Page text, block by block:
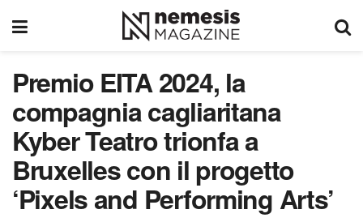
Premio EITA 2024, la
compagnia cagliaritana
Kyber Teatro trionfa a
Bruxelles con il progetto
‘Pixels and Performing Arts’